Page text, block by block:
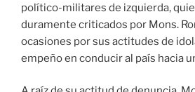
político-militares de izquierda,
duramente criticados por Mons.
ocasiones por sus actitudes de
empeño en conducir al país hacia